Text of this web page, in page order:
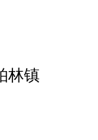
林镇